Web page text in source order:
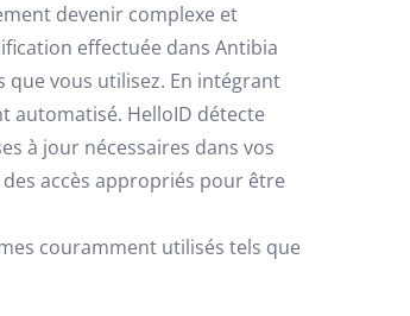
devenir complexe et
effectuée dans Antibia
que vous utilisez. En intégrant
automatisé. HelloID détecte
à jour nécessaires dans vos
accès appropriés pour être
couramment utilisés tels que